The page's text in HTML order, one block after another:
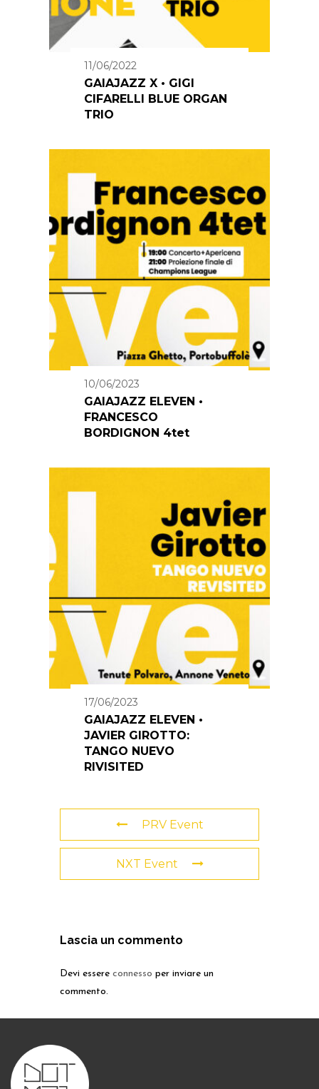
11/06/2022
GAIAJAZZ X • GIGI
CIFARELLI BLUE ORGAN
TRIO
10/06/2023
GAIAJAZZ ELEVEN •
FRANCESCO
BORDIGNON 4tet
17/06/2023
GAIAJAZZ ELEVEN •
JAVIER GIROTTO:
TANGO NUEVO
RIVISITED
PRV Event
NXT Event
Lascia un commento
Devi essere connesso per inviare un
commento.